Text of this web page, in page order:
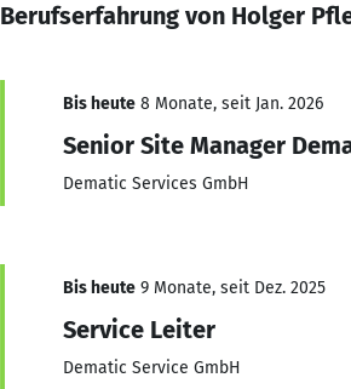
Berufserfahrung von Holger
Bis heute 8 Monate, seit Jan. 2026
Senior Site Manager
Dematic Services GmbH
Bis heute 9 Monate, seit Dez. 2025
Service Leiter
Dematic Service GmbH